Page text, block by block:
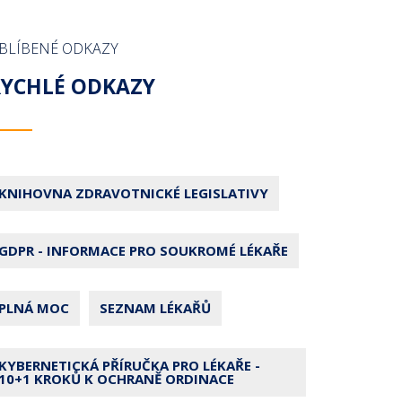
ODKAZY
ODKAZY
ZDRAVOTNICKÉ LEGISLATIVY
- INFORMACE PRO SOUKROMÉ LÉKAŘE
MOC SEZNAM LÉKAŘŮ
PŘÍRUČKA PRO LÉKAŘE -
KROKŮ K OCHRANĚ ORDINACE